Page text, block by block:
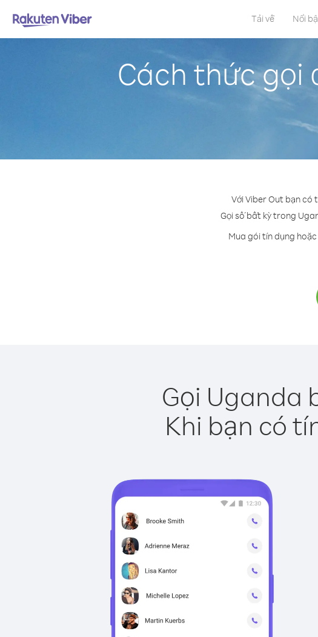
Tải về Nổi
Cách thức gọi
Với Viber Out bạn có
Gọi số bất kỳ trong
Mua gói tín dụng
Gọi Uganda
Khi bạn có